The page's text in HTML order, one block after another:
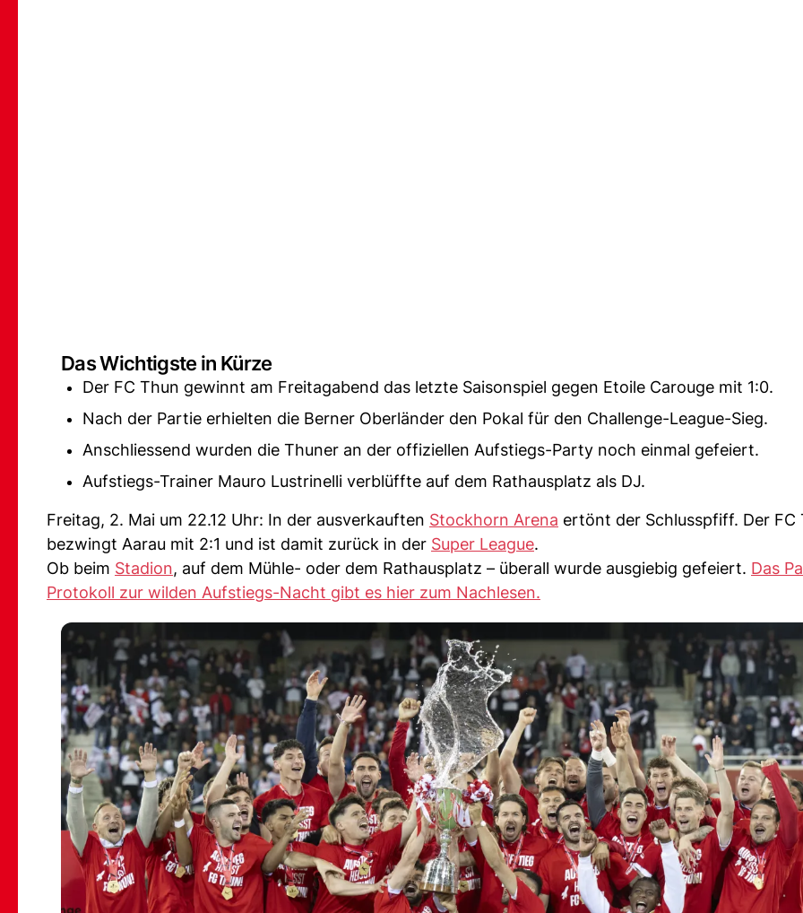
Das Wichtigste in Kürze
Der FC Thun gewinnt am Freitagabend das letzte Saisonspiel gegen Etoile Carouge mit 1:0.
Nach der Partie erhielten die Berner Oberländer den Pokal für den Challenge-League-Sieg.
Anschliessend wurden die Thuner an der offiziellen Aufstiegs-Party noch einmal gefeiert.
Aufstiegs-Trainer Mauro Lustrinelli verblüffte auf dem Rathausplatz als DJ.
Freitag, 2. Mai um 22.12 Uhr: In der ausverkauften Stockhorn Arena ertönt der Schlusspfiff. Der FC
bezwingt Aarau mit 2:1 und ist damit zurück in der Super League.
Ob beim Stadion, auf dem Mühle- oder dem Rathausplatz – überall wurde ausgiebig gefeiert. Das
Protokoll zur wilden Aufstiegs-Nacht gibt es hier zum Nachlesen.